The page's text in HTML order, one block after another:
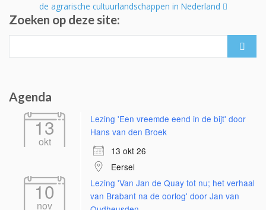
de agrarische cultuurlandschappen in Nederland
Zoeken op deze site:
Agenda
13
okt
Lezing 'Een vreemde eend in de bijt' door
Hans van den Broek
13 okt 26
Eersel
10
nov
Lezing 'Van Jan de Quay tot nu; het verhaal
van Brabant na de oorlog' door Jan van